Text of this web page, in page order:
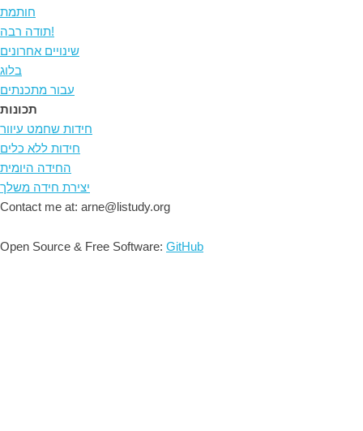
חותמת
תודה רבה!
שינויים אחרונים
בלוג
עבור מתכנתים
תכונות
חידות שחמט עיוור
חידות ללא כלים
החידה היומית
יצירת חידה משלך
Contact me at: arne@listudy.org
Open Source & Free Software: GitHub